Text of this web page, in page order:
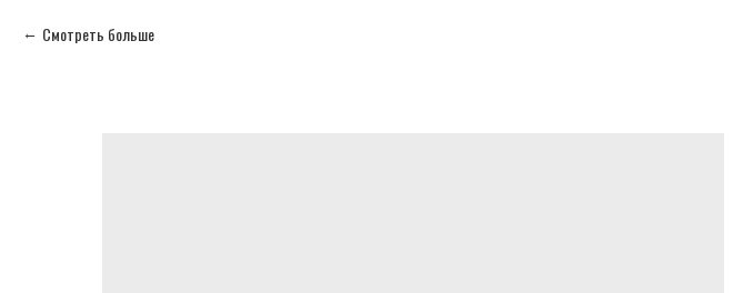
Смотреть больше